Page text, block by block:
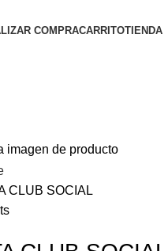
COMPRACARRITOTIENDA
CLUB SOCIAL